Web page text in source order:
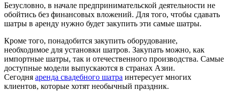
Безусловно, в начале предпринимательской деятельности не
обойтись без финансовых вложений. Для того, чтобы сдавать
шатры в аренду нужно будет закупить эти самые шатры.
Кроме того, понадобится закупить оборудование,
необходимое для установки шатров. Закупать можно, как
импортные шатры, так и отечественного производства. Самые
доступные модели выпускаются в странах Азии.
Сегодня аренда свадебного шатра интересует многих
клиентов, которые хотят необычный праздник.